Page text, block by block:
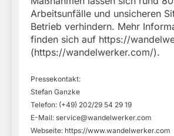
Arbeitsunfälle und unsicheren
Betrieb verhindern. Mehr
finden sich auf https://
(https://wandelwerker.com/).
Pressekontakt:
Stefan Ganzke
Telefon: (+49) 202/29 54 29 19
E-Mail: service@wandelwerker.com
Webseite: https://www.wandelwerker.com